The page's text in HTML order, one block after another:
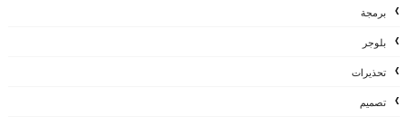
برمجة
بلوجر
تحذيرات
تصميم